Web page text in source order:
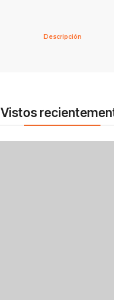
Descripción
Vistos